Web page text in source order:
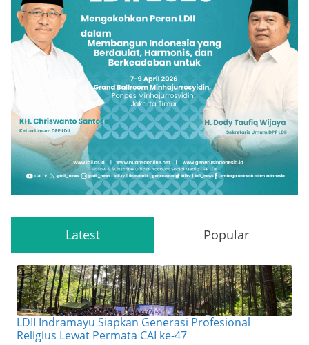
Latest Popular
LDII Indramayu Siapkan Generasi Profesional
Religius Lewat Permata CAI ke-47